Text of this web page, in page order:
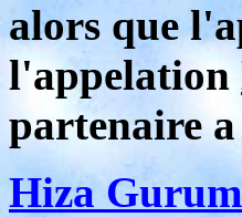
alors que
l'appelation
partenaire a
Hiza